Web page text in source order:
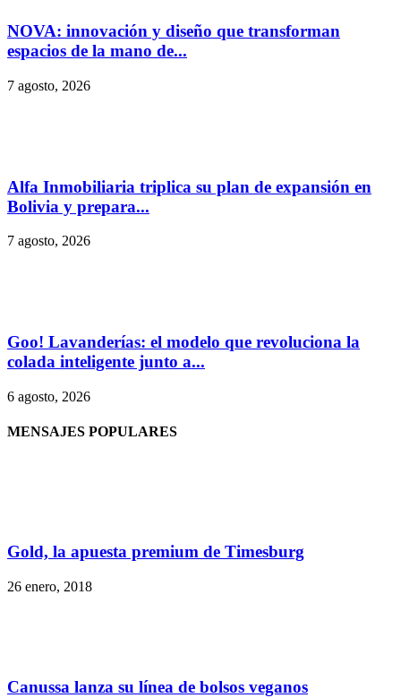
NOVA: innovación y diseño que transforman
espacios de la mano de...
7 agosto, 2026
Alfa Inmobiliaria triplica su plan de expansión en
Bolivia y prepara...
7 agosto, 2026
Goo! Lavanderías: el modelo que revoluciona la
colada inteligente junto a...
6 agosto, 2026
MENSAJES POPULARES
Gold, la apuesta premium de Timesburg
26 enero, 2018
Canussa lanza su línea de bolsos veganos